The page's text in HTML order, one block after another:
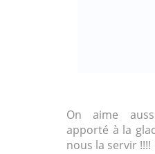
On aime
apporté à la
nous la servir !!!!